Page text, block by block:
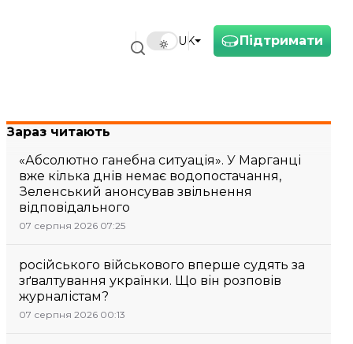
Підтримати
UK
Зараз читають
«Абсолютно ганебна ситуація». У Марганці
вже кілька днів немає водопостачання,
Зеленський анонсував звільнення
відповідального
07 серпня 2026 07:25
російського військового вперше судять за
зґвалтування українки. Що він розповів
журналістам?
07 серпня 2026 00:13